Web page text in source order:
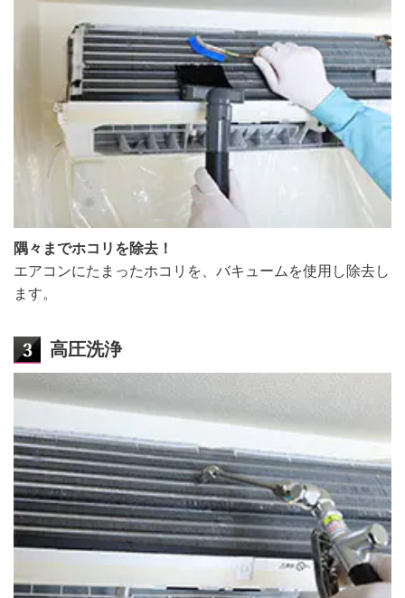
隅々までホコリを除去！
エアコンにたまったホコリを、バキュームを使用し除去し
ます。
高圧洗浄